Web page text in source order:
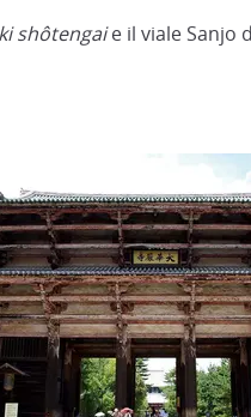
shôtengaie il viale Sanjo